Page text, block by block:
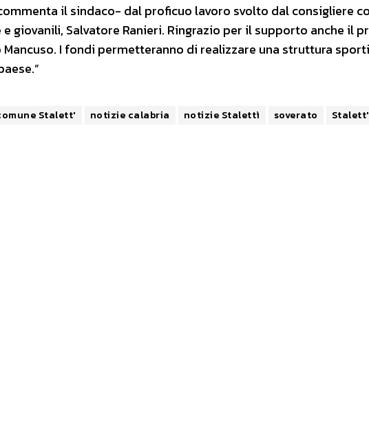
il sindaco- dal proficuo lavoro svolto dal consigliere
giovanili, Salvatore Ranieri. Ringrazio per il supporto anche il
I fondi permetteranno di realizzare una struttura
Stalett' notizie calabria notizie Stalettì soverato Stalett'